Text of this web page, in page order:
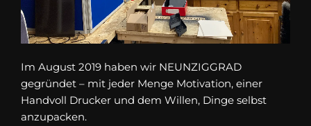
Im August 2019 haben wir NEUNZIGGRAD
gegründet – mit jeder Menge Motivation, einer
Handvoll Drucker und dem Willen, Dinge selbst
anzupacken.